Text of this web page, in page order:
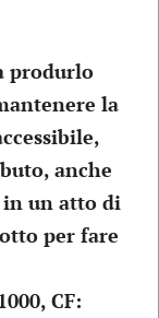
produrlo
la
anche
un atto di
per fare
CF: